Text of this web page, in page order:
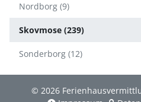
Nordborg (9)
Skovmose (239)
Sonderborg (12)
© 2026